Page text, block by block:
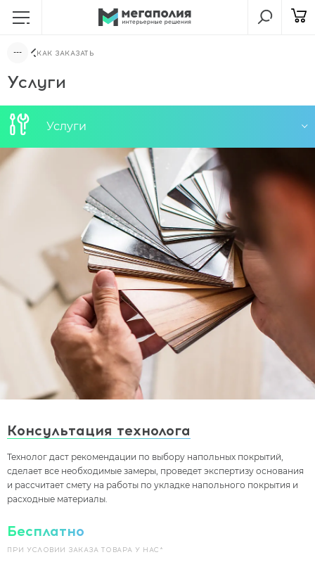
КАК ЗАКАЗАТЬ
Услуги
Доставка
Оплата
Услуги
Консультация технолога
Выезд менеджера
Укладка
Реставрация
Хранение товаров
Консультация технолога
Технолог даст рекомендации по выбору напольных покрытий,
сделает все необходимые замеры, проведет экспертизу основания
и рассчитает смету на работы по укладке напольного покрытия и
расходные материалы.
Бесплатно
ПРИ УСЛОВИИ ЗАКАЗА ТОВАРА У НАС*